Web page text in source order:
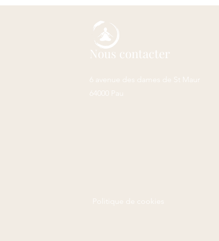
Nous contacter
6 avenue des dames de St Maur
64000 Pau
Politique de cookies